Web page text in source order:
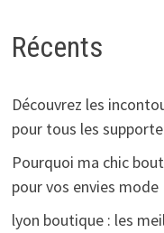
Récents
Découvrez les
pour tous les
Pourquoi ma chic
pour vos envies mode
lyon boutique : les